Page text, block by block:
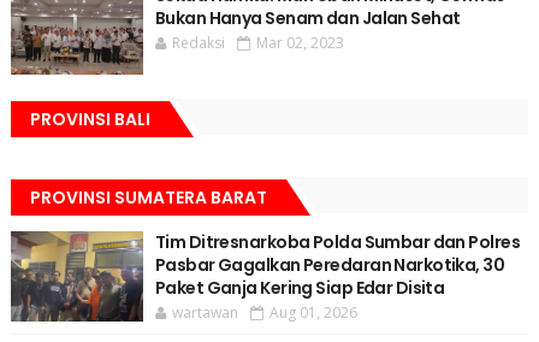
Bukan Hanya Senam dan Jalan Sehat
Redaksi Mar 02, 2023
PROVINSI BALI
PROVINSI SUMATERA BARAT
Tim Ditresnarkoba Polda Sumbar dan Polres
Pasbar Gagalkan Peredaran Narkotika, 30
Paket Ganja Kering Siap Edar Disita
wartawan Aug 01, 2026